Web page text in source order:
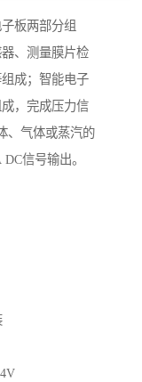
板两部分组
、测量膜片检
成；智能电子
，完成压力信
、气体或蒸汽的
信号输出。